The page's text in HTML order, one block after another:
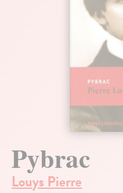
Pybrac
Louys Pierre